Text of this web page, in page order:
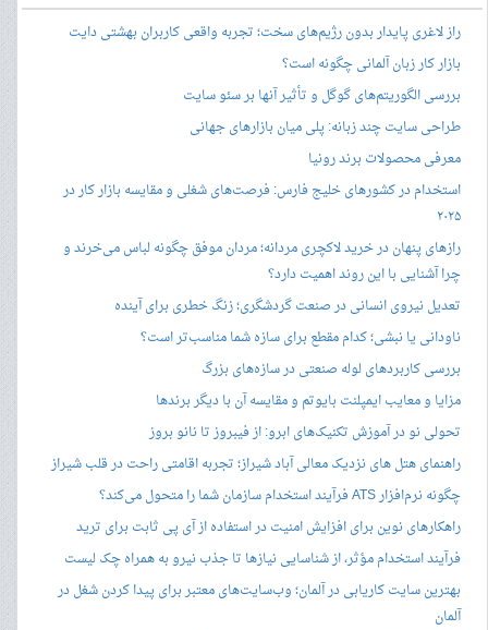
راز لاغری پایدار بدون رژیم‌های سخت؛ تجربه واقعی کاربران بهشتی دایت
بازار کار زبان آلمانی چگونه است؟
بررسی الگوریتم‌های گوگل و تأثیر آنها بر سئو سایت
طراحی سایت چند زبانه: پلی میان بازارهای جهانی
معرفی محصولات برند رونیا
استخدام در کشورهای خلیج فارس: فرصت‌های شغلی و مقایسه بازار کار در
۲۰۲۵
رازهای پنهان در خرید لاکچری مردانه؛ مردان موفق چگونه لباس می‌خرند و
چرا آشنایی با این روند اهمیت دارد؟
تعدیل نیروی انسانی در صنعت گردشگری؛ زنگ خطری برای آینده
ناودانی یا نبشی؛ کدام مقطع برای سازه شما مناسب‌تر است؟
بررسی کاربردهای لوله صنعتی در سازه‌های بزرگ
مزایا و معایب ایمپلنت بایوتم و مقایسه آن با دیگر برندها
تحولی نو در آموزش تکنیک‌های ابرو: از فیبروز تا نانو بروز
راهنمای هتل های نزدیک معالی آباد شیراز؛ تجربه اقامتی راحت در قلب شیراز
چگونه نرم‌افزار ATS فرآیند استخدام سازمان شما را متحول می‌کند؟
راهکارهای نوین برای افزایش امنیت در استفاده از آی پی ثابت برای ترید
فرآیند استخدام مؤثر، از شناسایی نیازها تا جذب نیرو به همراه چک لیست
بهترین سایت کاریابی در آلمان؛ وب‌سایت‌های معتبر برای پیدا کردن شغل در
آلمان